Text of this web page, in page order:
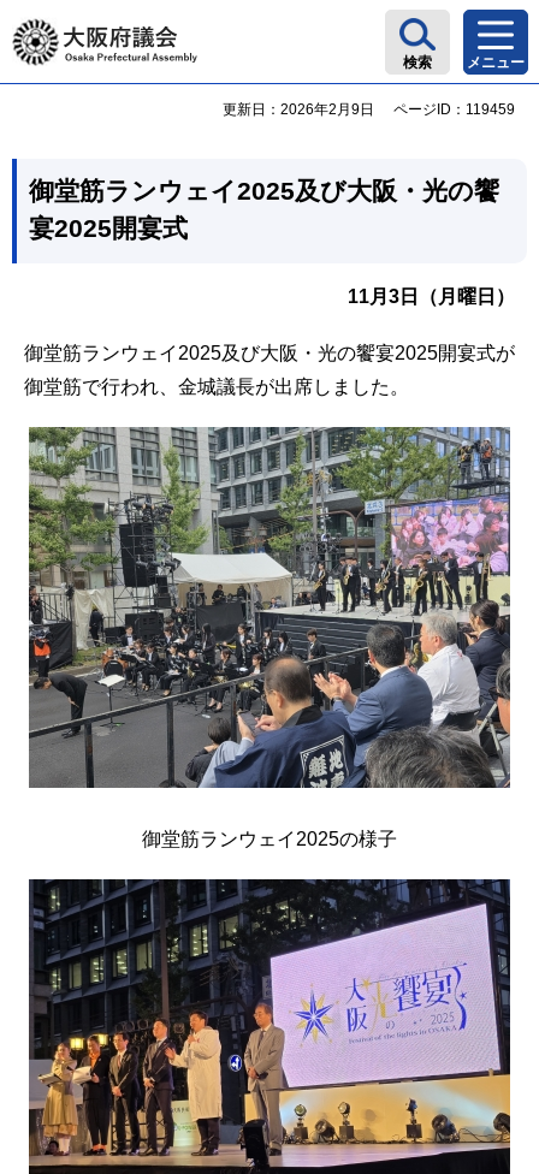
大阪府議会
検索 メニュー
更新日：2026年2月9日 ページID：119459
御堂筋ランウェイ2025及び大阪・光の饗
宴2025開宴式
11月3日（月曜日）
御堂筋ランウェイ2025及び大阪・光の饗宴2025開宴式が
御堂筋で行われ、金城議長が出席しました。
御堂筋ランウェイ2025の様子